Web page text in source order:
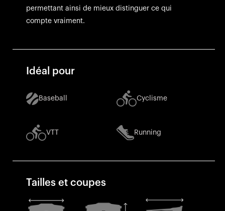
permettant ainsi de mieux distinguer ce qui
compte vraiment.
Idéal pour
Baseball Cyclisme
VTT Running
Tailles et coupes